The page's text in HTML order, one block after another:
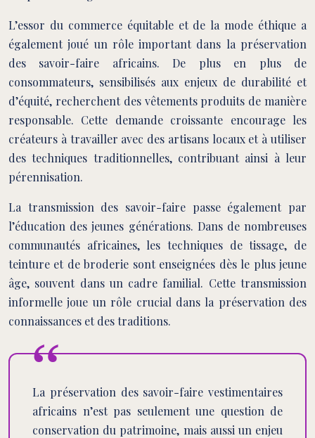
L’essor du commerce équitable et de la mode éthique a
également joué un rôle important dans la préservation
des savoir-faire africains. De plus en plus de
consommateurs, sensibilisés aux enjeux de durabilité et
d’équité, recherchent des vêtements produits de manière
responsable. Cette demande croissante encourage les
créateurs à travailler avec des artisans locaux et à utiliser
des techniques traditionnelles, contribuant ainsi à leur
pérennisation.
La transmission des savoir-faire passe également par
l’éducation des jeunes générations. Dans de nombreuses
communautés africaines, les techniques de tissage, de
teinture et de broderie sont enseignées dès le plus jeune
âge, souvent dans un cadre familial. Cette transmission
informelle joue un rôle crucial dans la préservation des
connaissances et des traditions.
La préservation des savoir-faire vestimentaires
africains n’est pas seulement une question de
conservation du patrimoine, mais aussi un enjeu